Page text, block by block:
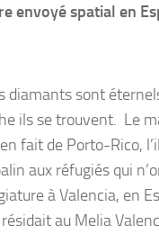
envoyé spatial en
diamants sont
ils se trouvent. Le
fait de Porto-Rico,
aux réfugiés qui
à Valencia, en
résidait au Melia